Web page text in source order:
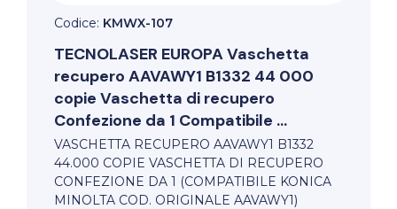
Codice: KMWX-107
TECNOLASER EUROPAVaschetta
recupero AAVAWY1 B1332 44 000
copie Vaschetta di recupero
Confezione da 1 Compatibile ...
VASCHETTA RECUPERO AAVAWY1 B1332
44.000 COPIE VASCHETTA DI RECUPERO
CONFEZIONE DA 1 (COMPATIBILE KONICA
MINOLTA COD. ORIGINALE AAVAWY1)